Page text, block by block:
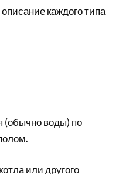
каждого типа
(обычно воды) по
или другого